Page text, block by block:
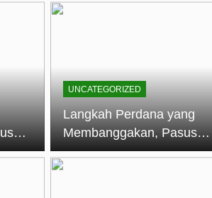
Jiwa Kepemimpinan, Disiplin,
UNCATEGORIZED
Langkah Perdana yang
Membanggakan, Pasus
Jatayudha Ukir Prestasi di